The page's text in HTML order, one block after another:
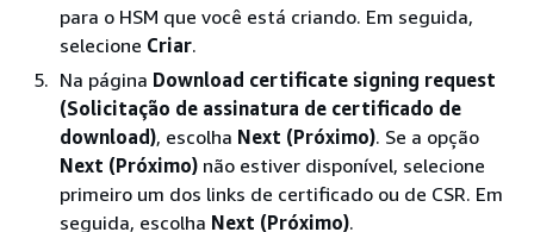
para o HSM que você está criando. Em seguida,
selecione Criar.
Na página Download certificate signing request
(Solicitação de assinatura de certificado de
download), escolha Next (Próximo). Se a opção
Next (Próximo) não estiver disponível, selecione
primeiro um dos links de certificado ou de CSR. Em
seguida, escolha Next (Próximo).